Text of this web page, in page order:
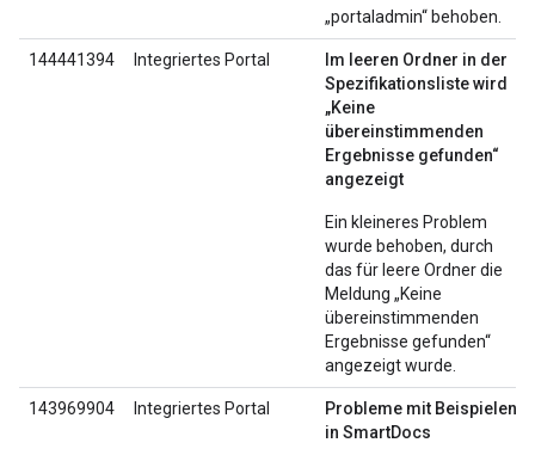
„portaladmin“ behoben.
144441394 Integriertes Portal
Im leeren Ordner in der
Spezifikationsliste wird
„Keine
übereinstimmenden
Ergebnisse gefunden“
angezeigt
Ein kleineres Problem
wurde behoben, durch
das für leere Ordner die
Meldung „Keine
übereinstimmenden
Ergebnisse gefunden“
angezeigt wurde.
143969904 Integriertes Portal
Probleme mit Beispielen
in SmartDocs